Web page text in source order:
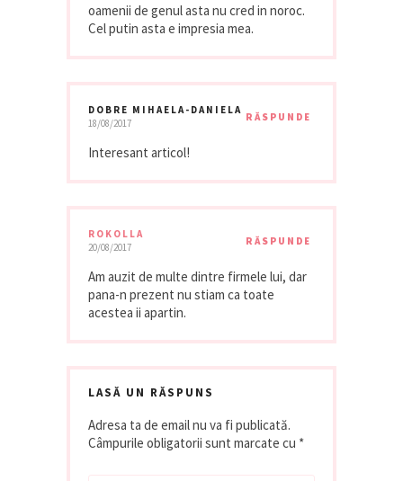
oamenii de genul asta nu cred in noroc.
Cel putin asta e impresia mea.
DOBRE MIHAELA-DANIELA
18/08/2017
RĂSPUNDE
Interesant articol!
ROKOLLA
20/08/2017
RĂSPUNDE
Am auzit de multe dintre firmele lui, dar
pana-n prezent nu stiam ca toate
acestea ii apartin.
LASĂ UN RĂSPUNS
Adresa ta de email nu va fi publicată.
Câmpurile obligatorii sunt marcate cu *